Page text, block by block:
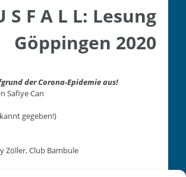
S F A L L: Lesung
Göppingen 2020
der Coro­na-Epi­demie aus!
Safiye Can
gegeben!)
Zöller, Club Bambule